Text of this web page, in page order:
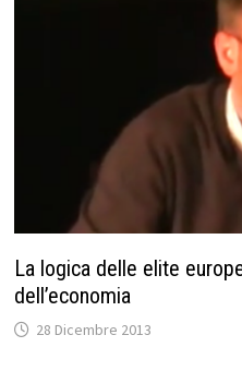
La logica delle elite
dell’economia
28 Dicembre 2013